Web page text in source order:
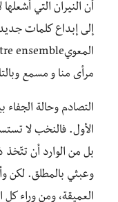
أن النيران التي
إلى إبداع كلمات
مرأى منا و مسمع
التصادم وحالة الجفاء
الأول. فالنخب لا
بل من الوارد أن تتّخذ
وعبثي بالمطلق. لكن
العميقة، ومن وراء كل